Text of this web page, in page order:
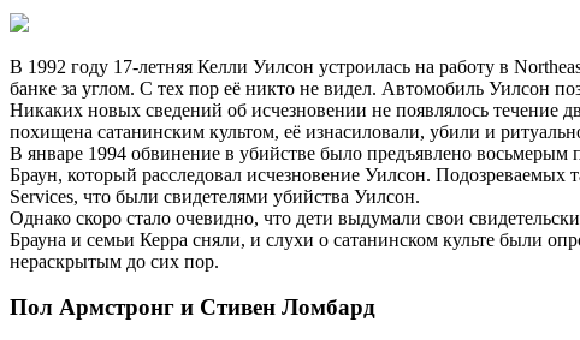
В 1992 году 17-летняя Келли Уилсон устроилась на работу в
банке за углом. С тех пор её никто не видел. Автомобиль Уилсон
Никаких новых сведений об исчезновении не появлялось течение
похищена сатанинским культом, её изнасиловали, убили и
В январе 1994 обвинение в убийстве было предъявлено
Браун, который расследовал исчезновение Уилсон.
Services, что были свидетелями убийства Уилсон.
Однако скоро стало очевидно, что дети выдумали свои
Брауна и семьи Керра сняли, и слухи о сатанинском культе были
нераскрытым до сих пор.
Пол Армстронг и Стивен Ломбард